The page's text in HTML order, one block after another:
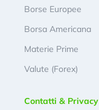
Borse Europee
Borsa Americana
Materie Prime
Valute (Forex)
Contatti & Privacy